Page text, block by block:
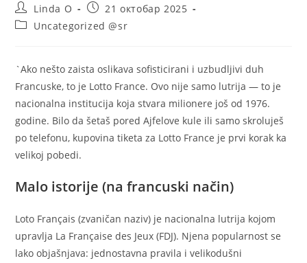
Post
author:
Linda O
Post
published:
21 октобар 2025
PostUncategorized @sr
`Ako nešto zaista oslikava sofisticirani i uzbudljivi duh
Francuske, to je Lotto France. Ovo nije samo lutrija — to je
nacionalna institucija koja stvara milionere još od 1976.
godine. Bilo da šetaš pored Ajfelove kule ili samo skroluješ
po telefonu, kupovina tiketa za Lotto France je prvi korak ka
velikoj pobedi.
Malo istorije (na francuski način)
Loto Français (zvaničan naziv) je nacionalna lutrija kojom
upravlja La Française des Jeux (FDJ). Njena popularnost se
lako objašnjava: jednostavna pravila i velikodušni